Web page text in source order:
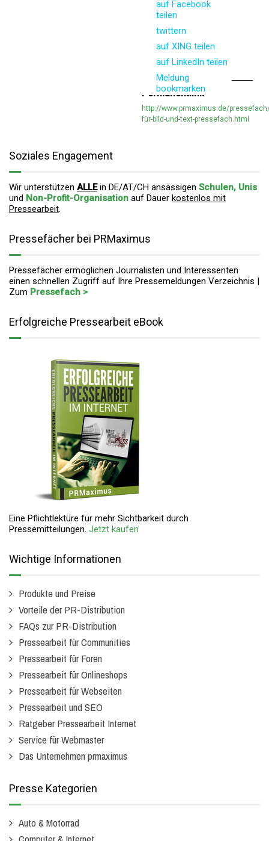
auf Facebook
teilen
twittern
auf XING teilen
auf LinkedIn teilen
Meldung
bookmarken
Permanentlink
http://www.prmaximus.de/
für-bild-und-text-pressefach.html
Soziales Engagement
Wir unterstützen ALLEin DE/AT/CH ansässigen Schulen, Unis
und Non-Profit-Organisation auf Dauer kostenlos mit
Pressearbeit.
Pressefächer bei PRMaximus
Pressefächer ermöglichen Journalisten und Interessenten
einen schnellen Zugriff auf Ihre Pressemeldungen Verzeichnis |
Zum Pressefach >
Erfolgreiche Pressearbeit eBook
Eine Pflichtlektüre für mehr Sichtbarkeit durch
Pressemitteilungen. Jetzt kaufen
Wichtige Informationen
Produkte und Preise
Vorteile der PR-Distribution
FAQs zur PR-Distribution
Pressearbeit für Communities
Pressearbeit für Foren
Pressearbeit für Onlineshops
Pressearbeit für Webseiten
Pressearbeit und SEO
Ratgeber Pressearbeit Internet
Service für Webmaster
Das Unternehmen prmaximus
Presse Kategorien
Auto & Motorrad